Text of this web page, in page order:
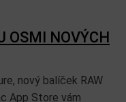
OSMI NOVÝCH
nový balíček RAW
App Store vám